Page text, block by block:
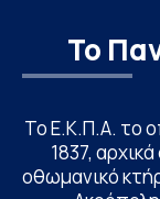
Το
Το Ε.Κ.Π.Α. το
1837,
οθωμανικό